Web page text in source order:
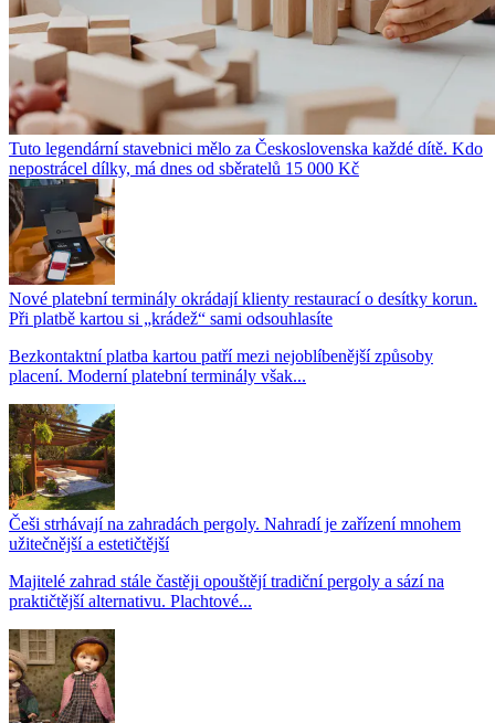
Tuto legendární stavebnici mělo za Československa každé dítě. Kdo
nepostrácel dílky, má dnes od sběratelů 15 000 Kč
Nové platební terminály okrádají klienty restaurací o desítky korun.
Při platbě kartou si „krádež“ sami odsouhlasíte
Bezkontaktní platba kartou patří mezi nejoblíbenější způsoby
placení. Moderní platební terminály však...
Češi strhávají na zahradách pergoly. Nahradí je zařízení mnohem
užitečnější a estetičtější
Majitelé zahrad stále častěji opouštějí tradiční pergoly a sází na
praktičtější alternativu. Plachtové...